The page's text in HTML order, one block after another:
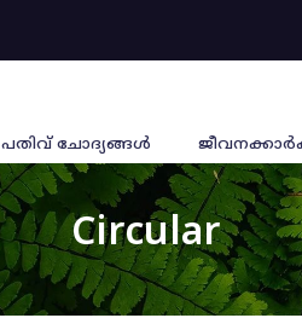
പതിവ് ചോദ്യങ്ങൾ
Circular